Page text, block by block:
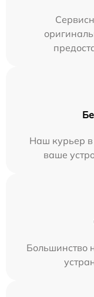
Наш курьер в
ваше
Большинство